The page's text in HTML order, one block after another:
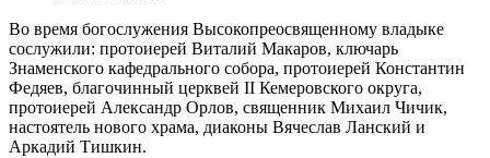
Во время богослужения Высокопреосвященному владыке
сослужили: протоиерей Виталий Макаров, ключарь
Знаменского кафедрального собора, протоиерей Константин
Федяев, благочинный церквей II Кемеровского округа,
протоиерей Александр Орлов, священник Михаил Чичик,
настоятель нового храма, диаконы Вячеслав Ланский и
Аркадий Тишкин.